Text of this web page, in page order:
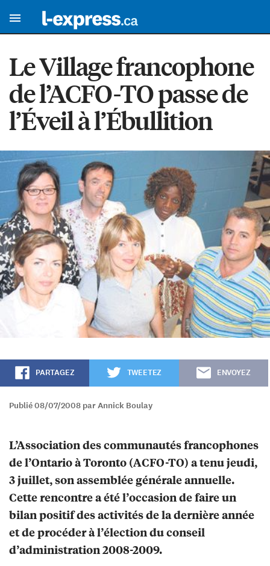
Le Village francophone
de l’ACFO-TO passe de
l’Éveil à l’Ébullition
PARTAGEZ TWEETEZ ENVOYEZ
Publié 08/07/2008 par Annick Boulay
L’Association des communautés francophones
de l’Ontario à Toronto (ACFO-TO) a tenu jeudi,
3 juillet, son assemblée générale annuelle.
Cette rencontre a été l’occasion de faire un
bilan positif des activités de la dernière année
et de procéder à l’élection du conseil
d’administration 2008-2009.